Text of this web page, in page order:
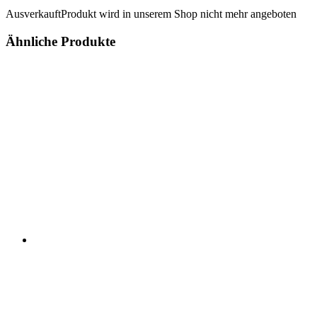
AusverkauftProdukt wird in unserem Shop nicht mehr angeboten
Ähnliche Produkte